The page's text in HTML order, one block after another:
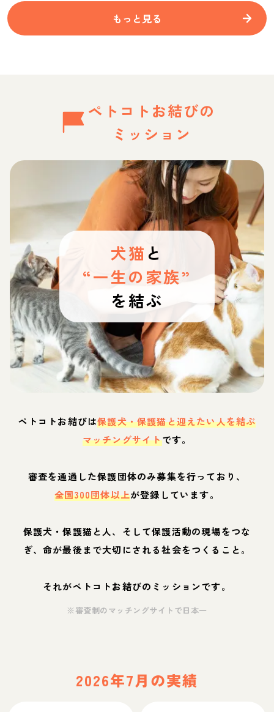
もっと見る
ペトコトお結びの
ミッション
犬猫 と
“一生の家族”
を結ぶ
ペトコトお結びは保護犬・保護猫と迎えたい人を結ぶ
マッチングサイトです。
審査を通過した保護団体のみ募集を行っており、
全国300団体以上が登録しています。
保護犬・保護猫と人、そして保護活動の現場をつな
ぎ、命が最後まで大切にされる社会をつくること。
それがペトコトお結びのミッションです。
※審査制のマッチングサイトで日本一
2026年7月の実績